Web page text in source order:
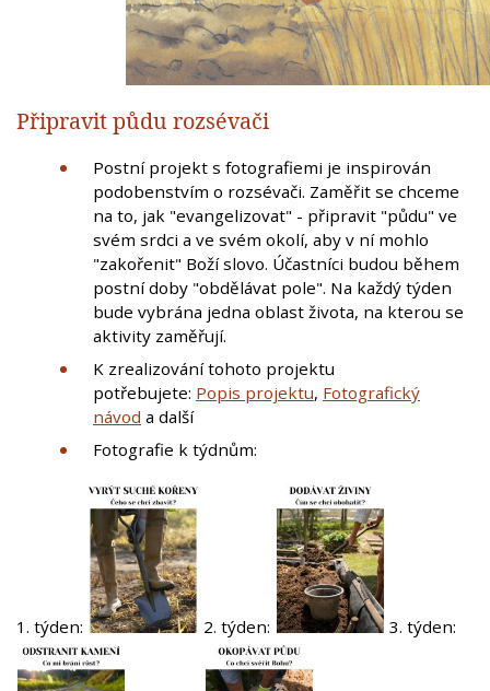
Připravit půdu rozsévači
Postní projekt s fotografiemi je inspirován
podobenstvím o rozsévači. Zaměřit se chceme
na to, jak "evangelizovat" - připravit "půdu" ve
svém srdci a ve svém okolí, aby v ní mohlo
"zakořenit" Boží slovo. Účastníci budou během
postní doby "obdělávat pole". Na každý týden
bude vybrána jedna oblast života, na kterou se
aktivity zaměřují.
K zrealizování tohoto projektu
potřebujete: Popis projektu, Fotografický
návod a další
Fotografie k týdnům:
1. týden: 2. týden: 3. týden: